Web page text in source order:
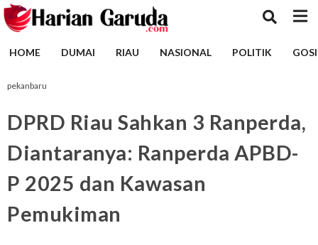
HOME DUMAI RIAU NASIONAL POLITIK
pekanbaru
DPRD Riau Sahkan 3 Ranperda,
Diantaranya: Ranperda APBD-
P 2025 dan Kawasan
Pemukiman